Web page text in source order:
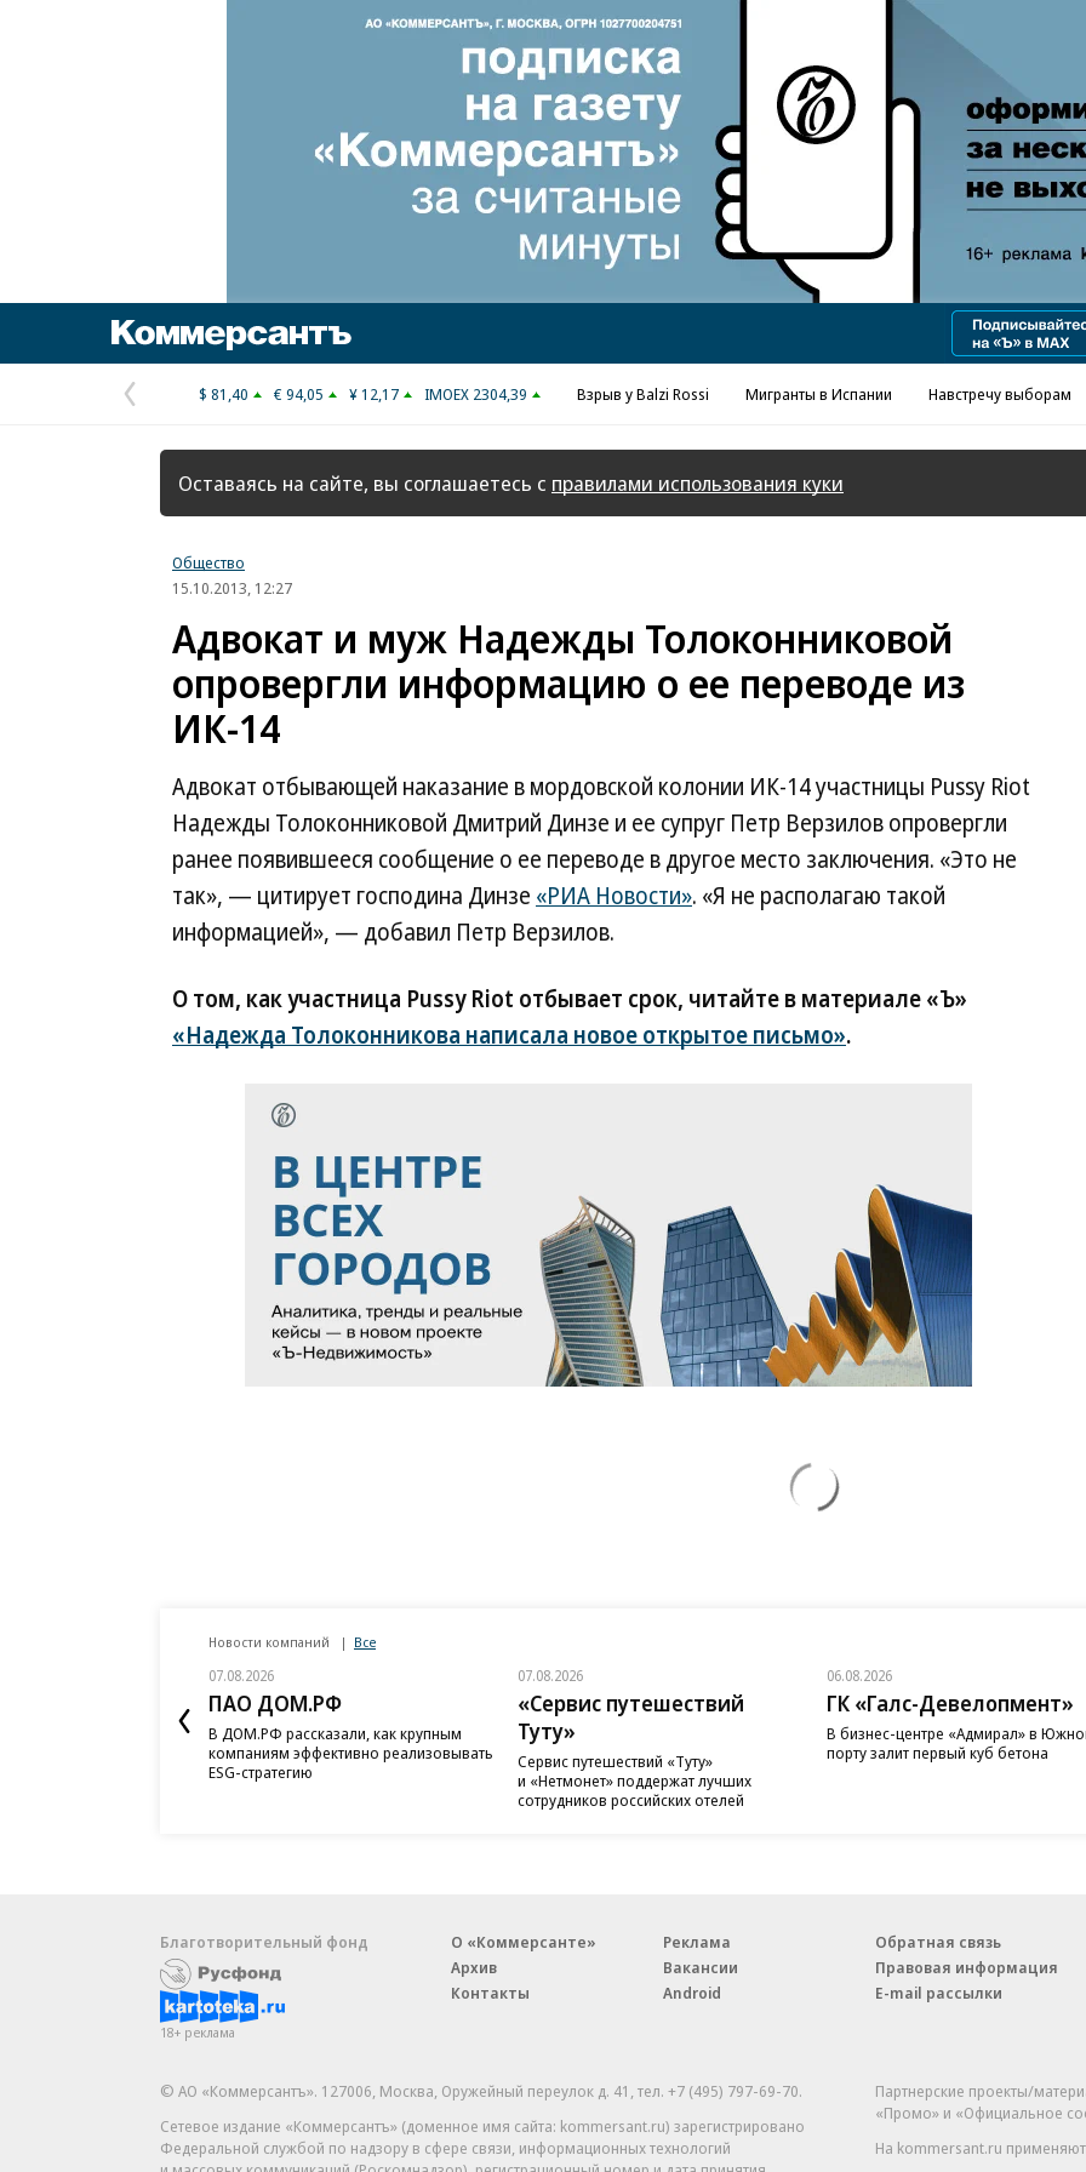
Реклама в «Ъ» www.kommersant.ru/ad
Предыдущая
страница
$ 81,40 € 94,05 ¥ 12,17 IMOEX 2304,39 Взрыв у Balzi Rossi Мигранты в Испании Навстречу выборам
Оставаясь на сайте, вы соглашаетесь с правилами использования куки
Общество
15.10.2013, 12:27
Адвокат и муж Надежды Толоконниковой
опровергли информацию о ее переводе из
ИК-14
Адвокат отбывающей наказание в мордовской колонии ИК-14 участницы Pussy Riot
Надежды Толоконниковой Дмитрий Динзе и ее супруг Петр Верзилов опровергли
ранее появившееся сообщение о ее переводе в другое место заключения. «Это не
так», — цитирует господина Динзе «РИА Новости». «Я не располагаю такой
информацией», — добавил Петр Верзилов.
О том, как участница Pussy Riot отбывает срок, читайте в материале «Ъ»
«Надежда Толоконникова написала новое открытое письмо».
Новости компаний Все
07.08.2026
ПАО ДОМ.РФ
В ДОМ.РФ рассказали, как крупным
компаниям эффективно реализовывать
ESG-стратегию
07.08.2026
«Сервис путешествий
Туту»
Сервис путешествий «Туту»
и «Нетмонет» поддержат лучших
сотрудников российских отелей
06.08.2026
ГК «Галс-Девелопмент»
В бизнес-центре «Адмирал» в
порту залит первый куб бетона
Благотворительный фонд
18+ реклама
О «Коммерсанте»
Архив
Контакты
Реклама
Вакансии
Android
Обратная связь
Правовая информация
E-mail рассылки
© АО «Коммерсантъ». 127006, Москва, Оружейный переулок д. 41,тел. +7 (495) 797-69-70.
Сетевое издание «Коммерсантъ» (доменное имя сайта: kommersant.ru) зарегистрировано
Федеральной службой по надзору в сфере связи, информационных технологий
Партнерские проекты/
«Промо» и «Официальное
На kommersant.ru